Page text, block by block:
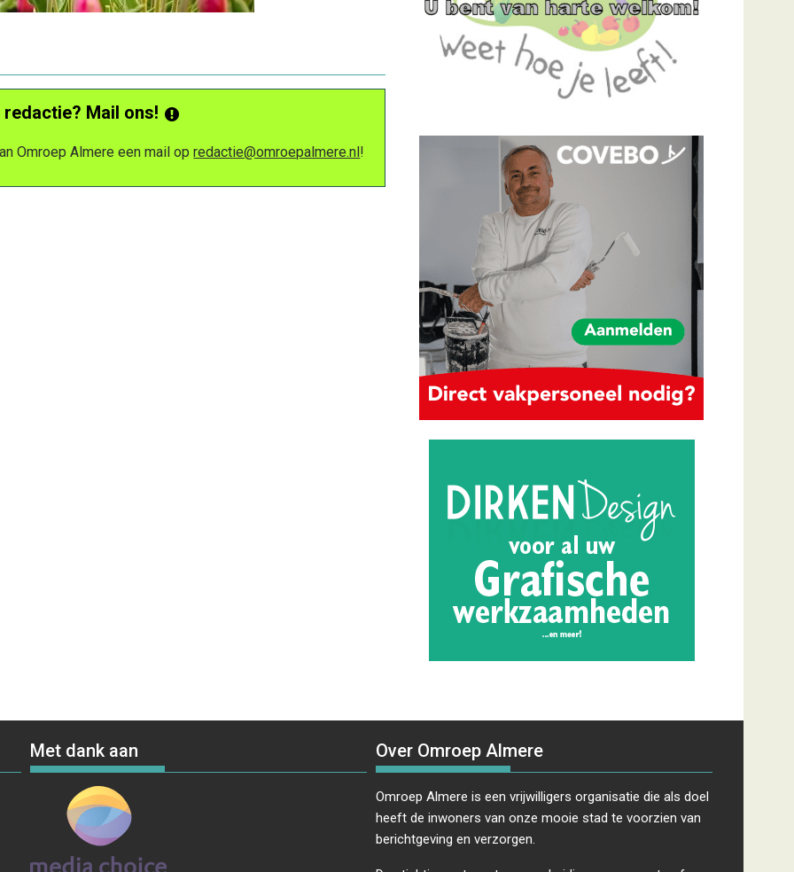
Mail ons!
Omroep Almere een mail opredactie@omroepalmere.nl!
Met dank aan Over Omroep Almere
Omroep Almere is een vrijwilligers organisatie die als doel
heeft de inwoners van onze mooie stad te voorzien van
berichtgeving en verzorgen.